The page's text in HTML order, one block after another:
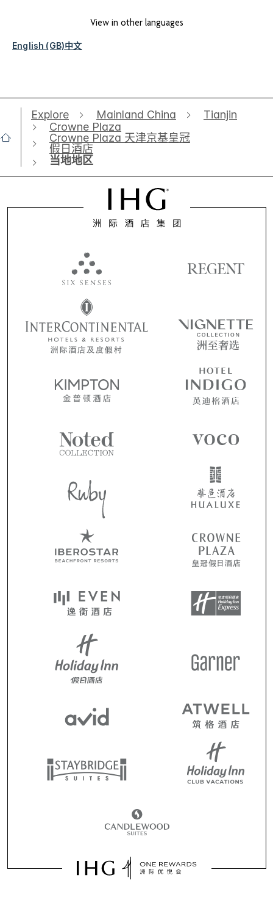
View in other languages
English (GB)中文
Explore Mainland China
Tianjin
Crowne Plaza
Crowne Plaza 天津京基皇冠
假日酒店
当地地区